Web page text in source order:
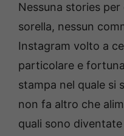
Nessuna stories
sorella, nessun
Instagram volto a
particolare e
stampa nel quale si
non fa altro che
quali sono